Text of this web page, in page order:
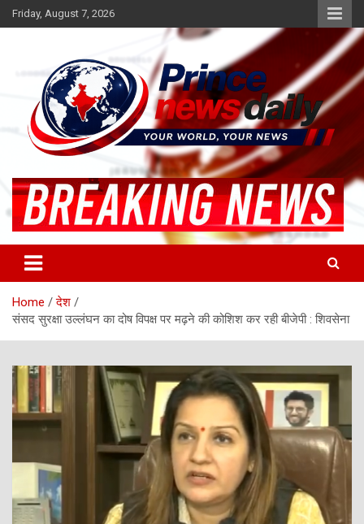
Skip
to
Friday, August 7, 2026
Princenews Daily
Home
देश
संसद सुरक्षा उल्लंघन का दोष विपक्ष पर मढ़ने की कोशिश कर रही बीजेपी : शिवसेना